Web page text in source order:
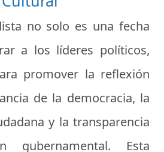
no solo es una fecha
a los líderes políticos,
promover la reflexión
de la democracia, la
y la transparencia
Esta